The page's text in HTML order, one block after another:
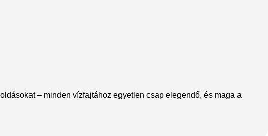
– minden vízfajtához egyetlen csap elegendő, és maga a